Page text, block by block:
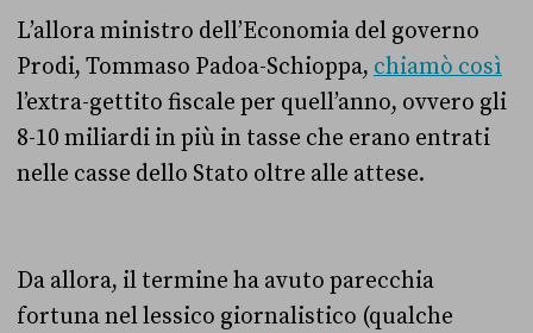
L’allora ministro dell’Economia del governo
Prodi, Tommaso Padoa-Schioppa, chiamò così
l’extra-gettito fiscale per quell’anno, ovvero gli
8-10 miliardi in più in tasse che erano entrati
nelle casse dello Stato oltre alle attese.
Da allora, il termine ha avuto parecchia
fortuna nel lessico giornalistico (qualche